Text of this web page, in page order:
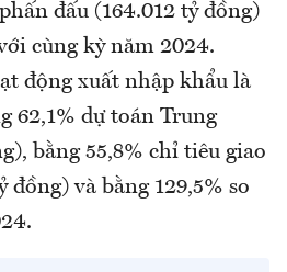
đấu (164.012 tỷ đồng)
cùng kỳ năm 2024.
động xuất nhập khẩu là
62,1% dự toán Trung
bằng 55,8% chỉ tiêu giao
và bằng 129,5% so